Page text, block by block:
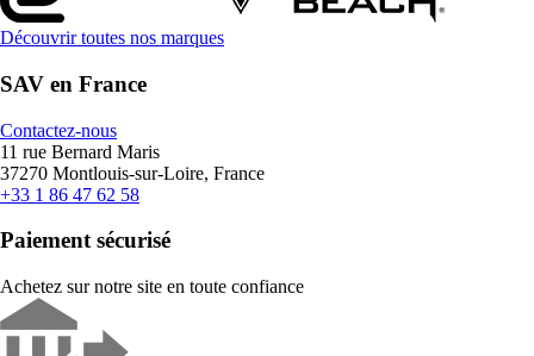
Découvrir toutes nos marques
SAV en France
Contactez-nous
11 rue Bernard Maris
37270 Montlouis-sur-Loire, France
+33 1 86 47 62 58
Paiement sécurisé
Achetez sur notre site en toute confiance